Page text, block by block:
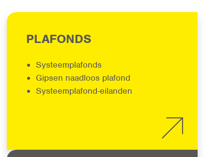
PLAFONDS
Systeemplafonds
Gipsen naadloos plafond
Systeemplafond-eilanden